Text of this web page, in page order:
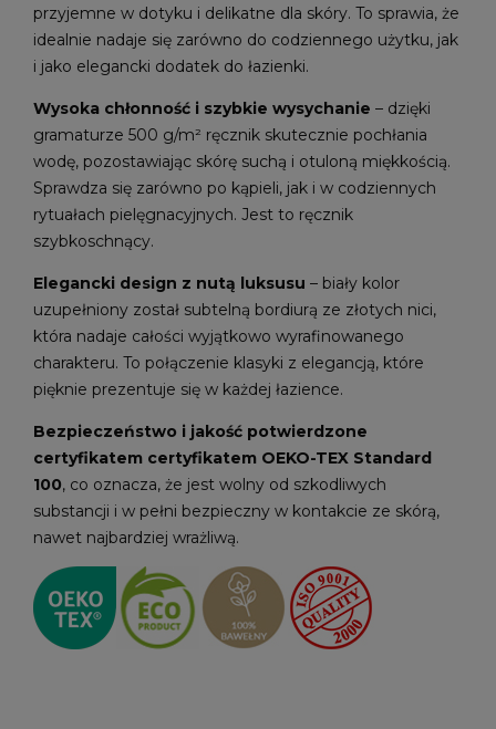
przyjemne w dotyku i delikatne dla skóry. To sprawia, że
idealnie nadaje się zarówno do codziennego użytku, jak
i jako elegancki dodatek do łazienki.
Wysoka chłonność i szybkie wysychanie – dzięki
gramaturze 500 g/m² ręcznik skutecznie pochłania
wodę, pozostawiając skórę suchą i otuloną miękkością.
Sprawdza się zarówno po kąpieli, jak i w codziennych
rytuałach pielęgnacyjnych. Jest to ręcznik
szybkoschnący.
Elegancki design z nutą luksusu – biały kolor
uzupełniony został subtelną bordiurą ze złotych nici,
która nadaje całości wyjątkowo wyrafinowanego
charakteru. To połączenie klasyki z elegancją, które
pięknie prezentuje się w każdej łazience.
Bezpieczeństwo i jakość potwierdzone
certyfikatem certyfikatem OEKO-TEX Standard
100, co oznacza, że jest wolny od szkodliwych
substancji i w pełni bezpieczny w kontakcie ze skórą,
nawet najbardziej wrażliwą.